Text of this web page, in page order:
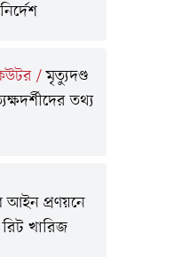
/মৃত্যুদণ্ড
তথ্য
আইন প্রণয়নে
রিট খারিজ